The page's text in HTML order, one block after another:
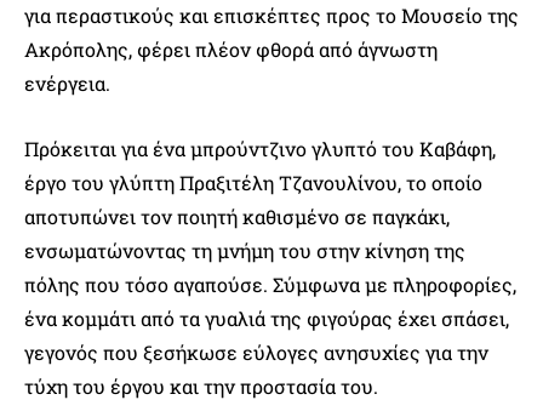
για περαστικούς και επισκέπτες προς το Μουσείο της
Ακρόπολης, φέρει πλέον φθορά από άγνωστη
ενέργεια.
Πρόκειται για ένα μπρούντζινο γλυπτό του Καβάφη,
έργο του γλύπτη Πραξιτέλη Τζανουλίνου, το οποίο
αποτυπώνει τον ποιητή καθισμένο σε παγκάκι,
ενσωματώνοντας τη μνήμη του στην κίνηση της
πόλης που τόσο αγαπούσε. Σύμφωνα με πληροφορίες,
ένα κομμάτι από τα γυαλιά της φιγούρας έχει σπάσει,
γεγονός που ξεσήκωσε εύλογες ανησυχίες για την
τύχη του έργου και την προστασία του.